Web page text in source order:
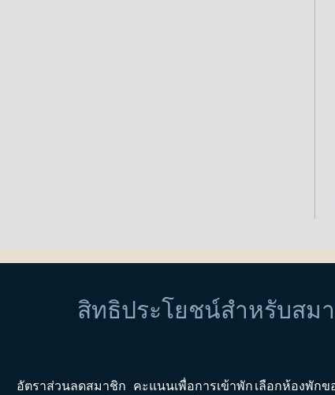
สิทธิประโยชน์สำหรับส
อัตราส่วนลดสมาชิก คะแนนเพื่อการเข้าพักเลือกห้องพัก